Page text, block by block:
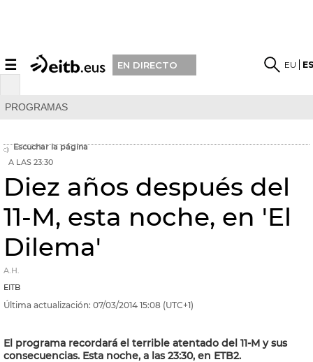
☰ EN DIRECTO EU
PROGRAMAS
Escuchar la página
A LAS 23:30
Diez años después del
11-M, esta noche, en 'El
Dilema'
A.H.
EITB
Última actualización: 07/03/2014 15:08 (UTC+1)
El programa recordará el terrible atentado del 11-M y sus
consecuencias. Esta noche, a las 23:30, en ETB2.